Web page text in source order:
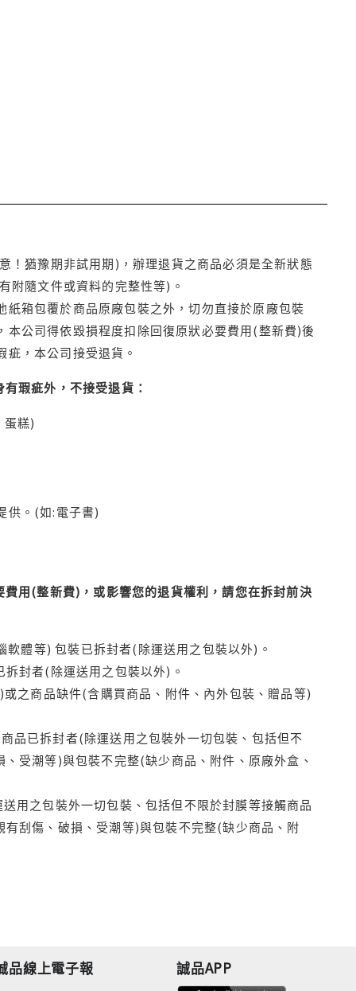
！猶豫期非試用期)，辦理退貨之商品必須是全新狀態
附隨文件或資料的完整性等)。
箱包覆於商品原廠包裝之外，切勿直接於原廠包裝
公司得依毀損程度扣除回復原狀必要費用(整新費)後
，本公司接受退貨。
瑕疵外，不接受退貨：
蛋糕)
供。(如:電子書)
用(整新費)，或影響您的退貨權利，請您在拆封前決
體等) 包裝已拆封者(除運送用之包裝以外)。
封者(除運送用之包裝以外)。
之商品缺件(含購買商品、附件、內外包裝、贈品等)
品已拆封者(除運送用之包裝外一切包裝、包括但不
受潮等)與包裝不完整(缺少商品、附件、原廠外盒、
用之包裝外一切包裝、包括但不限於封膜等接觸商品
刮傷、破損、受潮等)與包裝不完整(缺少商品、附
品線上電子報 誠品APP